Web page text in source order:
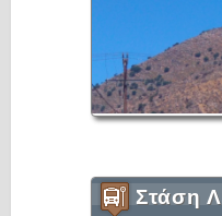
Στάση